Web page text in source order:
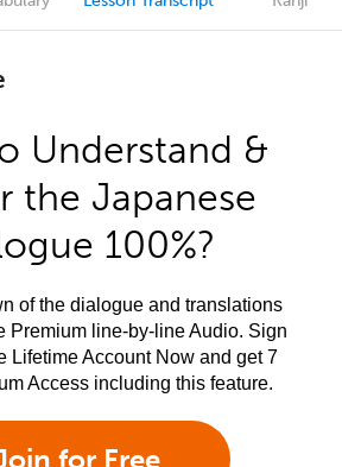
Understand &
the Japanese
100%?
of the dialogue and translations
Premium line-by-line Audio. Sign
Lifetime Account Now and get 7
Access including this feature.
for Free